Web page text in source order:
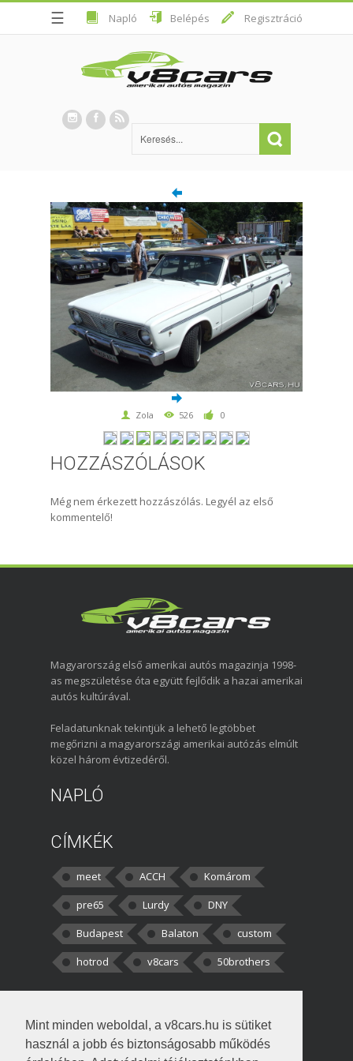
Mint minden weboldal, a v8cars.hu is sütiket
használ a jobb és biztonságosabb működés
☰ Napló Belépés Regisztráció
Zola 526 0
HOZZÁSZÓLÁSOK
Még nem érkezett hozzászólás. Legyél az első
kommentelő!
Magyarország első amerikai autós magazinja 1998-
as megszületése óta együtt fejlődik a hazai amerikai
autós kultúrával.
Feladatunknak tekintjük a lehető legtöbbet
megőrizni a magyarországi amerikai autózás elmúlt
közel három évtizedéről.
NAPLÓ
CÍMKÉK
meet ACCH
Komárom
pre65
Lurdy
DNY
Budapest
Balaton
custom
hotrod
v8cars 50brothers
kortisz:Elszúrtam! Én csak két
darabbaal számoltam. Nem tudtam, hogy fél autót,